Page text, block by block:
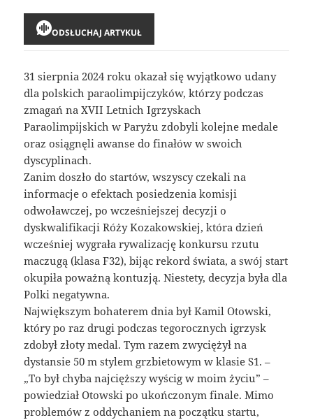
ODSŁUCHAJ ARTYKUŁ
31 sierpnia 2024 roku okazał się wyjątkowo udany
dla polskich paraolimpijczyków, którzy podczas
zmagań na XVII Letnich Igrzyskach
Paraolimpijskich w Paryżu zdobyli kolejne medale
oraz osiągnęli awanse do finałów w swoich
dyscyplinach.
Zanim doszło do startów, wszyscy czekali na
informacje o efektach posiedzenia komisji
odwoławczej, po wcześniejszej decyzji o
dyskwalifikacji Róży Kozakowskiej, która dzień
wcześniej wygrała rywalizację konkursu rzutu
maczugą (klasa F32), bijąc rekord świata, a swój start
okupiła poważną kontuzją. Niestety, decyzja była dla
Polki negatywna.
Największym bohaterem dnia był Kamil Otowski,
który po raz drugi podczas tegorocznych igrzysk
zdobył złoty medal. Tym razem zwyciężył na
dystansie 50 m stylem grzbietowym w klasie S1. –
„To był chyba najcięższy wyścig w moim życiu” –
powiedział Otowski po ukończonym finale. Mimo
problemów z oddychaniem na początku startu,